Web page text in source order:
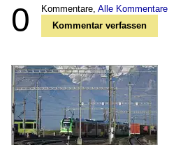
0 Kommentare, Alle Kommentare
Kommentar verfassen